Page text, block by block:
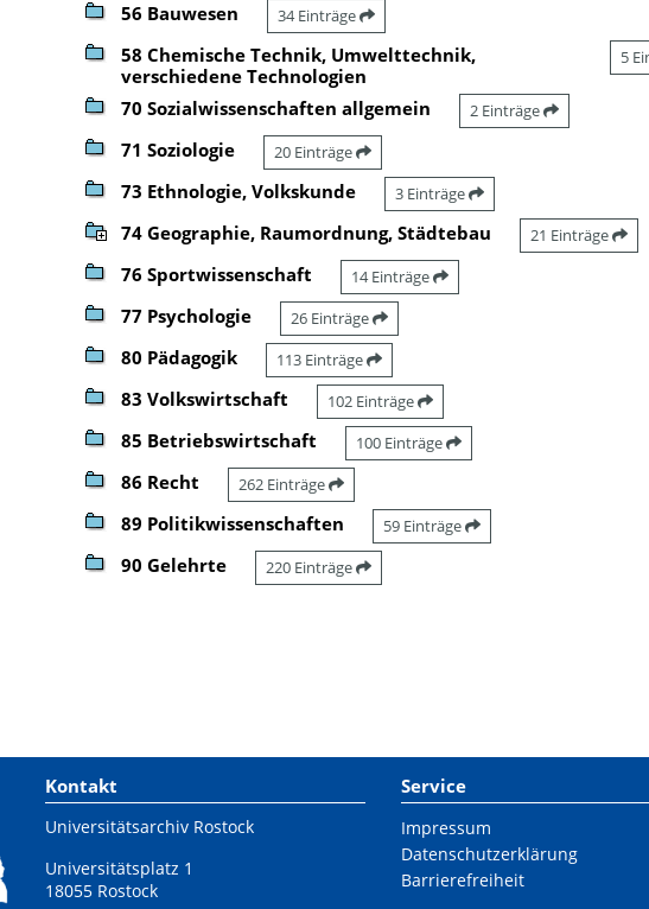
56 Bauwesen 34 Einträge
58 Chemische Technik, Umwelttechnik,
verschiedene Technologien
5
70 Sozialwissenschaften allgemein 2 Einträge
71 Soziologie 20 Einträge
73 Ethnologie, Volkskunde 3 Einträge
74 Geographie, Raumordnung, Städtebau 21 Einträge
76 Sportwissenschaft 14 Einträge
77 Psychologie 26 Einträge
80 Pädagogik 113 Einträge
83 Volkswirtschaft 102 Einträge
85 Betriebswirtschaft 100 Einträge
86 Recht 262 Einträge
89 Politikwissenschaften 59 Einträge
90 Gelehrte 220 Einträge
Kontakt
Universitätsarchiv Rostock
Universitätsplatz 1
18055 Rostock
Service
Impressum
Datenschutzerklärung
Barrierefreiheit